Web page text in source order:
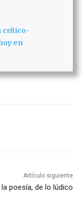
crítico-
en
Artículo siguiente
la poesía, de lo lúdico